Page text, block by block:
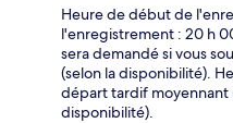
Heure de début de
l'enregistrement : 20 h
sera demandé si vous
(selon la disponibilité).
départ tardif moyennant
disponibilité).